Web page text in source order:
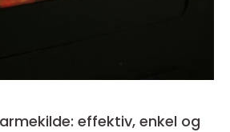
effektiv, enkel og